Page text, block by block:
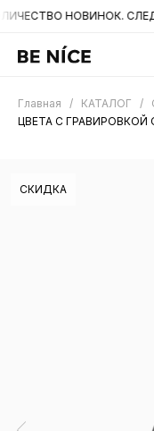
НОВИНОК. СЛЕДИТЕ
Главная / КАТАЛОГ /
ЦВЕТА С ГРАВИРОВКОЙ
СКИДКА